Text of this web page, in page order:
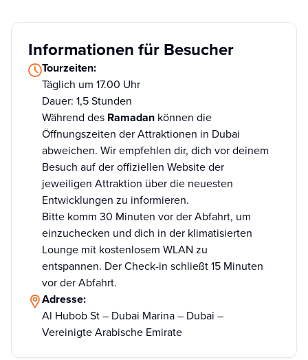
Informationen für Besucher
Tourzeiten:
Täglich um 17.00 Uhr
Dauer: 1,5 Stunden
Während des Ramadan können die
Öffnungszeiten der Attraktionen in Dubai
abweichen. Wir empfehlen dir, dich vor deinem
Besuch auf der offiziellen Website der
jeweiligen Attraktion über die neuesten
Entwicklungen zu informieren.
Bitte komm 30 Minuten vor der Abfahrt, um
einzuchecken und dich in der klimatisierten
Lounge mit kostenlosem WLAN zu
entspannen. Der Check-in schließt 15 Minuten
vor der Abfahrt.
Adresse:
Al Hubob St – Dubai Marina – Dubai –
Vereinigte Arabische Emirate